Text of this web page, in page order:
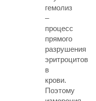
гемолиз
–
процесс
прямого
разрушения
эритроцитов
в
крови.
Поэтому